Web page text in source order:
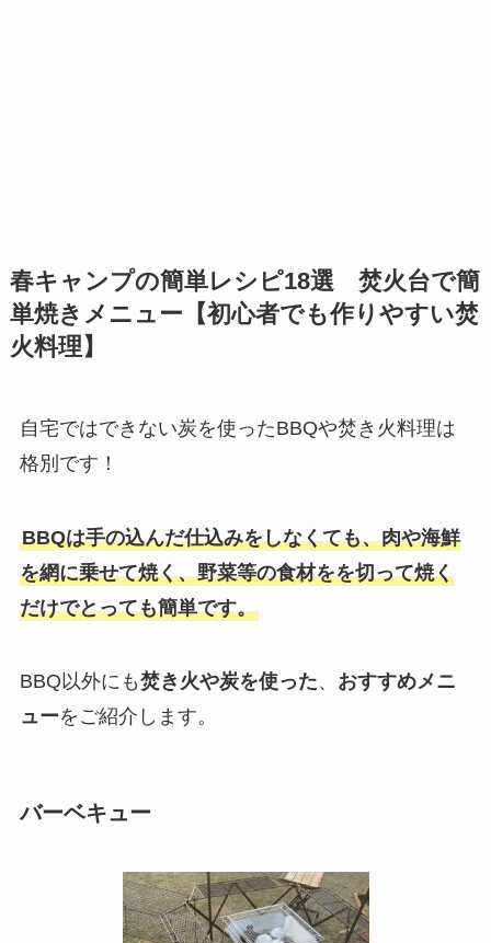
春キャンプの簡単レシピ18選 焚火台で簡
単焼きメニュー【初心者でも作りやすい焚
火料理】
自宅ではできない炭を使ったBBQや焚き火料理は
格別です！
BBQは手の込んだ仕込みをしなくても、肉や海鮮
を網に乗せて焼く、野菜等の食材をを切って焼く
だけでとっても簡単です。
BBQ以外にも焚き火や炭を使った、 おすすめメニ
ューをご紹介します。
バーベキュー